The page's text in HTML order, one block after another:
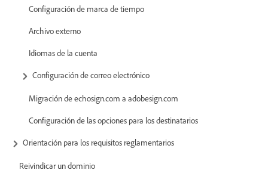
Configuración de marca de tiempo
Archivo externo
Idiomas de la cuenta
Configuración de correo electrónico
Migración de echosign.com a adobesign.com
Configuración de las opciones para los destinatarios
Orientación para los requisitos reglamentarios
Reivindicar un dominio